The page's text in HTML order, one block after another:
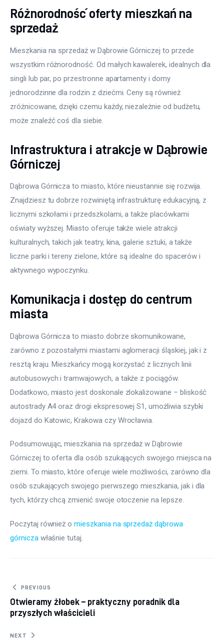
Różnorodność oferty mieszkań na
sprzedaż
Mieszkania na sprzedaż w Dąbrowie Górniczej to przede
wszystkim różnorodność. Od małych kawalerek, idealnych dla
singli lub par, po przestronne apartamenty i domy
jednorodzinne dla rodzin z dziećmi. Ceny są również
zróżnicowane, dzięki czemu każdy, niezależnie od budżetu,
może znaleźć coś dla siebie.
Infrastruktura i atrakcje w Dąbrowie
Górniczej
Dąbrowa Górnicza to miasto, które nieustannie się rozwija.
Znajdziesz tu dobrze rozwiniętą infrastrukturę edukacyjną, z
licznymi szkołami i przedszkolami, a także placówkami
oświaty wyższej. Miasto oferuje także wiele atrakcji
kulturalnych, takich jak teatry, kina, galerie sztuki, a także
liczne parki i tereny zielone, które są idealne do spacerów i
aktywnego wypoczynku.
Komunikacja i dostęp do centrum
miasta
Dąbrowa Górnicza to miasto dobrze skomunikowane,
zarówno z pozostałymi miastami aglomeracji śląskiej, jak i z
resztą kraju. Mieszkańcy mogą korzystać z licznych linii
autobusowych i tramwajowych, a także z pociągów.
Dodatkowo, miasto jest doskonale zlokalizowane – bliskość
autostrady A4 oraz drogi ekspresowej S1, umożliwia szybki
dojazd do Katowic, Krakowa czy Wrocławia.
Podsumowując, mieszkania na sprzedaż w Dąbrowie
Górniczej to oferta dla osób szukających swojego miejsca na
ziemi. To miasto, które oferuje wiele możliwości, zarówno dla
osób szukających swojego pierwszego mieszkania, jak i dla
tych, którzy chcą zmienić swoje otoczenie na lepsze.
Poczytaj również o mieszkania na sprzedaż dąbrowa
górnicza właśnie tutaj.
Nawigacja wpisu
PREVIOUS
Otwieramy żłobek – praktyczny poradnik dla
przyszłych właścicieli
NEXT